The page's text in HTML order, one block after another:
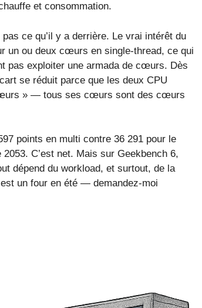
et consommation.
ce qu’il y a derrière. Le vrai intérêt du
un ou deux cœurs en single-thread, ce qui
pas exploiter une armada de cœurs. Dès
se réduit parce que les deux CPU
» — tous ses cœurs sont des cœurs
points en multi contre 36 291 pour le
C’est net. Mais sur Geekbench 6,
dépend du workload, et surtout, de la
un four en été — demandez-moi